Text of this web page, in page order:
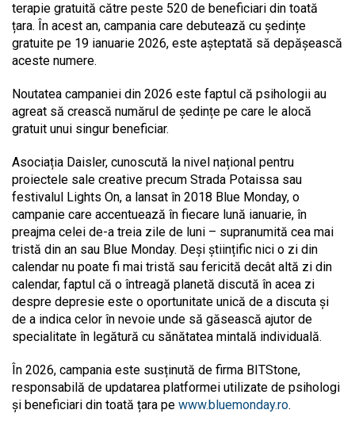
terapie gratuită către peste 520 de beneficiari din toată
țara. În acest an, campania care debutează cu ședințe
gratuite pe 19 ianuarie 2026, este așteptată să depășească
aceste numere.
Noutatea campaniei din 2026 este faptul că psihologii au
agreat să crească numărul de ședințe pe care le alocă
gratuit unui singur beneficiar.
Asociația Daisler, cunoscută la nivel național pentru
proiectele sale creative precum Strada Potaissa sau
festivalul Lights On, a lansat în 2018 Blue Monday, o
campanie care accentuează în fiecare lună ianuarie, în
preajma celei de-a treia zile de luni – supranumită cea mai
tristă din an sau Blue Monday. Deși științific nici o zi din
calendar nu poate fi mai tristă sau fericită decât altă zi din
calendar, faptul că o întreagă planetă discută în acea zi
despre depresie este o oportunitate unică de a discuta și
de a indica celor în nevoie unde să găsească ajutor de
specialitate în legătură cu sănătatea mintală individuală.
În 2026, campania este susținută de firma BITStone,
responsabilă de updatarea platformei utilizate de psihologi
și beneficiari din toată țara pe www.bluemonday.ro.